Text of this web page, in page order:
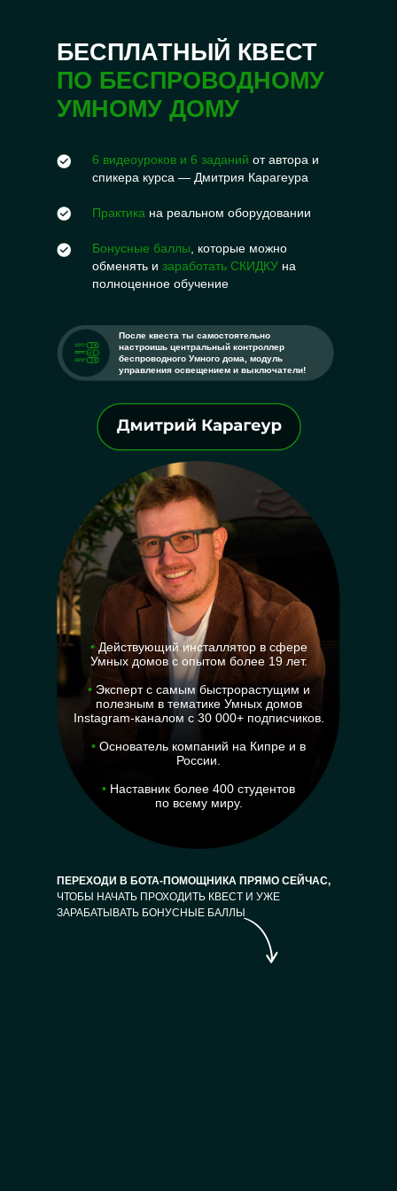
БЕСПЛАТНЫЙ КВЕСТ
ПО БЕСПРОВОДНОМУ
УМНОМУ ДОМУ
6 видеоуроков и 6 заданий от автора и
спикера курса — Дмитрия Карагеура
Практика на реальном оборудовании
Бонусные баллы , которые можно
обменять и заработать СКИДКУ на
полноценное обучение
После квеста ты самостоятельно
настроишь центральный контроллер
беспроводного Умного дома, модуль
управления освещением и выключатели!
ПЕРЕХОДИ В БОТА-ПОМОЩНИКА ПРЯМО СЕЙЧАС,
ЧТОБЫ НАЧАТЬ ПРОХОДИТЬ КВЕСТ И УЖЕ
ЗАРАБАТЫВАТЬ БОНУСНЫЕ БАЛЛЫ
•Действующий инсталлятор в сфере
Умных домов с опытом более 19 лет.
•Эксперт с самым быстрорастущим и
полезным в тематике Умных домов
Instagram-каналом с 30 000+ подписчиков.
• Основатель компаний на Кипре и в
России.
• Наставник более 400 студентов
по всему миру.